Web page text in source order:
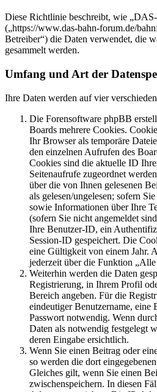
Diese Richtlinie beschreibt, wie
(„https://www.das-bahn-forum.de/
Betreiber“) die Daten verwendet, die
gesammelt werden.
Umfang und Art der
Ihre Daten werden auf vier
Die Forensoftware phpBB
Boards mehrere Cookies.
Ihr Browser als temporäre
den einzelnen Aufrufen des
Cookies sind die aktuelle ID
Seitenaufrufe zugeordnet
über die von Ihnen gelesenen
als gelesen/ungelesen; sofern
sowie Informationen über Ihre
(sofern Sie nicht angemeldet
Ihre Benutzer-ID, ein
Session-ID gespeichert. Die
eine Gültigkeit von einem Jahr.
jederzeit über die Funktion
Weiterhin werden die Daten
Registrierung, in Ihrem Profil
Bereich angeben. Für die
eindeutiger Benutzername, eine
Passwort notwendig. Wenn
Daten als notwendig festgelegt
deren Eingabe ersichtlich.
Wenn Sie einen Beitrag oder
so werden die dort
Gleiches gilt, wenn Sie einen
zwischenspeichern. In diesen